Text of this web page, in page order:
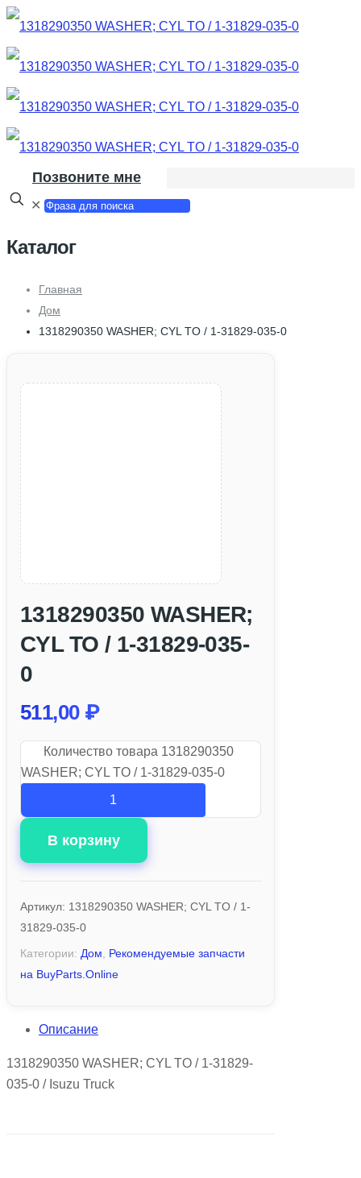
Позвоните мне
✕
Каталог
Главная
Дом
1318290350 WASHER; CYL TO / 1-31829-035-0
1318290350 WASHER;
CYL TO / 1-31829-035-
0
511,00 ₽
Количество товара 1318290350
WASHER; CYL TO / 1-31829-035-0
В корзину
Артикул: 1318290350 WASHER; CYL TO / 1-
31829-035-0
Категории: Дом
Рекомендуемые запчасти
на BuyParts.Online
Описание
1318290350 WASHER; CYL TO / 1-31829-
035-0 / Isuzu Truck